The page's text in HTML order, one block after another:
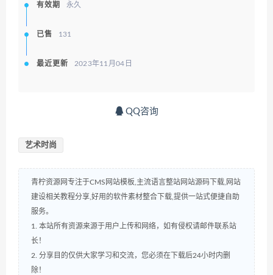
有效期 永久
已售 131
最近更新 2023年11月04日
QQ咨询
艺术时尚
青柠资源网专注于CMS网站模板,主流语言整站网站源码下载,网站
建设相关教程分享,好用的软件素材整合下载,提供一站式便捷自助
服务。
1. 本站所有资源来源于用户上传和网络，如有侵权请邮件联系站
长！
2. 分享目的仅供大家学习和交流，您必须在下载后24小时内删
除！